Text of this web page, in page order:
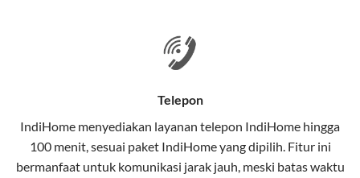
dibandingkan kabel tembaga atau DSL.
elektromagnetik, sehingga koneksi tetap lancar.
Latensi Rendah
Telepon
IndiHome menyediakan layanan telepon IndiHome hingga
100 menit, sesuai paket IndiHome yang dipilih. Fitur ini
bermanfaat untuk komunikasi jarak jauh, meski batas waktu